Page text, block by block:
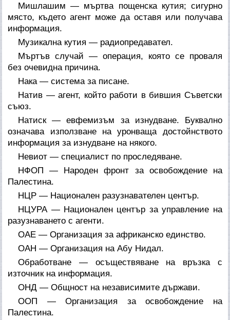
Мишлашим — мъртва пощенска кутия; сигурно
място, където агент може да оставя или получава
информация.
Музикална кутия — радиопредавател.
Мъртъв случай — операция, която се проваля
без очевидна причина.
Нака — система за писане.
Натив — агент, който работи в бившия Съветски
съюз.
Натиск — евфемизъм за изнудване. Буквално
означава използване на уронваща достойнството
информация за изнудване на някого.
Невиот — специалист по проследяване.
НФОП — Народен фронт за освобождение на
Палестина.
НЦР — Национален разузнавателен център.
НЦУРА — Национален център за управление на
разузнаването с агенти.
ОАЕ — Организация за африканско единство.
ОАН — Организация на Абу Нидал.
Обработване — осъществяване на връзка с
източник на информация.
ОНД — Общност на независимите държави.
ООП — Организация за освобождение на
Палестина.